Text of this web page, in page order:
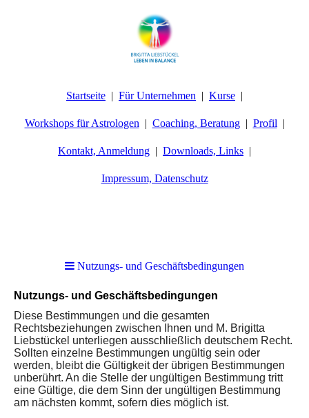
Startseite Für Unternehmen Kurse
Workshops für Astrologen Coaching, Beratung Profil
Kontakt, Anmeldung Downloads, Links
Impressum, Datenschutz
Nutzungs- und Geschäftsbedingungen
Nutzungs- und Geschäftsbedingungen
Diese Bestimmungen und die gesamten
Rechtsbeziehungen zwischen Ihnen und M. Brigitta
Liebstückel unterliegen ausschließlich deutschem Recht.
Sollten einzelne Bestimmungen ungültig sein oder
werden, bleibt die Gültigkeit der übrigen Bestimmungen
unberührt. An die Stelle der ungültigen Bestimmung tritt
eine Gültige, die dem Sinn der ungültigen Bestimmung
am nächsten kommt, sofern dies möglich ist.